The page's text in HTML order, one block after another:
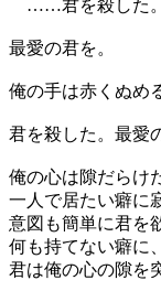
……君を殺した。
最愛の君を。
俺の手は赤くぬめ
君を殺した。最愛
俺の心は隙だらけ
一人で居たい癖に
意図も簡単に君を
何も持てない癖に
君は俺の心の隙を